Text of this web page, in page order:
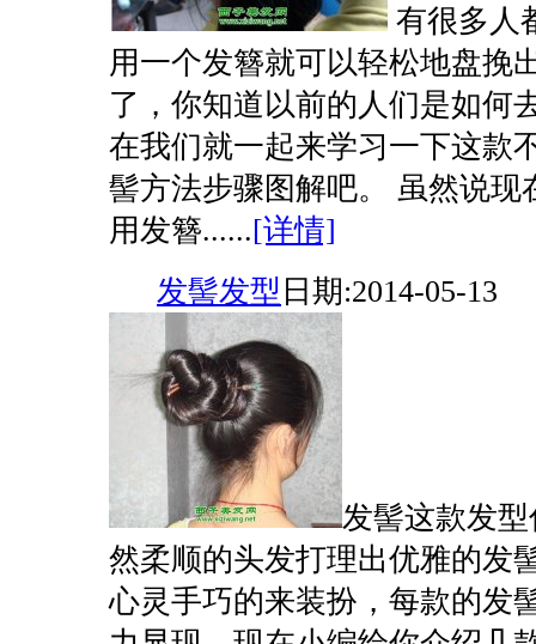
有很多人
用一个发簪就可以轻松地盘挽
了，你知道以前的人们是如何
在我们就一起来学习一下这款
髻方法步骤图解吧。 虽然说现
用发簪......[详情]
发髻发型 日期:2014-05-13
发髻这款发
然柔顺的头发打理出优雅的发
心灵手巧的来装扮，每款的发